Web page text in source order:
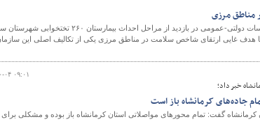
مناطق مرزی
مدیرعامل سازمان مجری ساختمان‌ها و تأسيسات دولتی-عمومی در بازدید از مراحل احداث بیمارستان
هدف غایی ارتقای شاخص سلامت در مناطق مرزی یکی از تکالیف اصلی این
۱۴۰۰-۱۰-
خبر داد؛
گفت: تمام محورهای مواصلاتی استان کرمانشاه باز بوده و مشکلی برای